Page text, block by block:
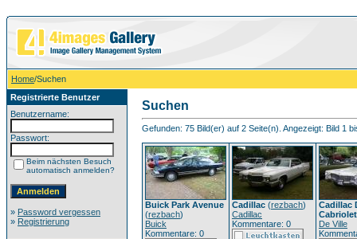
Home/Suchen
Registrierte Benutzer
Benutzername:
Passwort:
Beim nächsten Besuch
automatisch anmelden?
» Password vergessen
» Registrierung
Suchen
Gefunden: 75 Bild(er) auf 2 Seite(n). Angezeigt: Bild 1
Buick Park Avenue
(rezbach)
Buick
Kommentare: 0
Cadillac (rezbach)
Cadillac
Kommentare: 0
Cadillac
Cabriolet
De Ville